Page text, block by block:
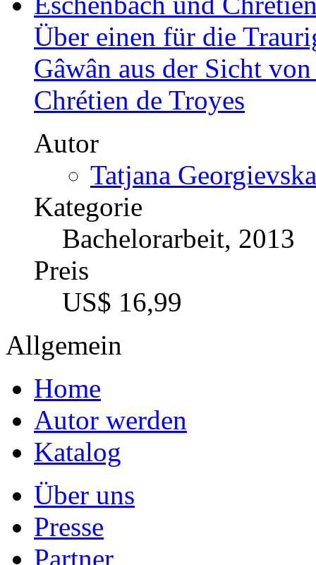
Allgemein
Home
Autor werden
Katalog
Über uns
Presse
Partner
Datenschutz
Impressum
Vertrag widerrufen
Autoren
Autoreninfo
Autorenhonorar
Autorenvertrag
Autorenprofil
Arbeit hochladen